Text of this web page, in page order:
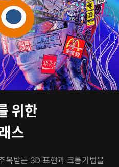
위한
스
목받는 3D 표현과 크롬기법을